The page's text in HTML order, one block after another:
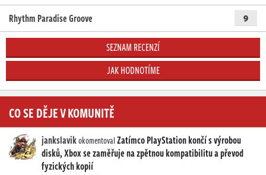
Rhythm Paradise Groove 9
SEZNAM RECENZÍ
JAK HODNOTÍME
CO SE DĚJE V KOMUNITĚ
jankslavikokomentovalZatímco PlayStation končí s výrobou
disků, Xbox se zaměřuje na zpětnou kompatibilitu a převod
fyzických kopií